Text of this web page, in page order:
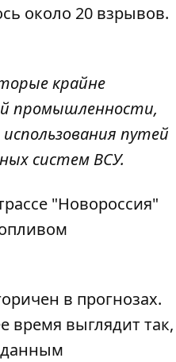
около 20 взрывов.
крайне
промышленности,
путей
систем ВСУ.
"Новороссия"
в прогнозах.
выглядит так,